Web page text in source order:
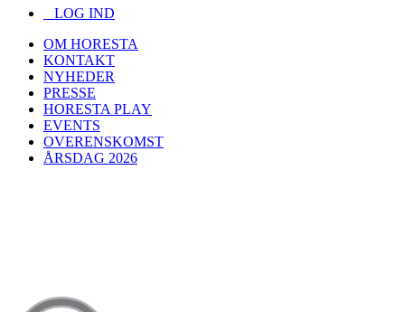
LOG IND
OM HORESTA
KONTAKT
NYHEDER
PRESSE
HORESTA PLAY
EVENTS
OVERENSKOMST
ÅRSDAG 2026